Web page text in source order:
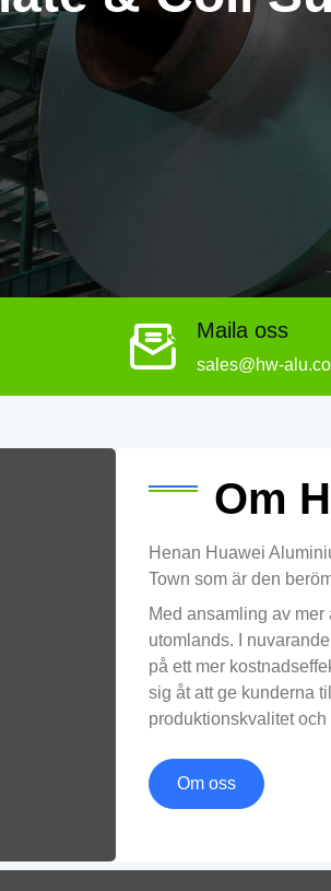
Maila oss
sales@hw-
Om
Henan Huawei
Town som är den
Med ansamling av
utomlands. I
på ett mer
sig åt att ge kunderna
produktionskvalitet och
Om oss
AA3003 Aluminiumskiva
8079 Flexibelt paket